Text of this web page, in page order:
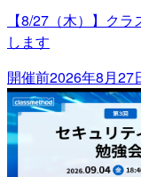
【8/27（木）】ク
します
開催前2026年8月27